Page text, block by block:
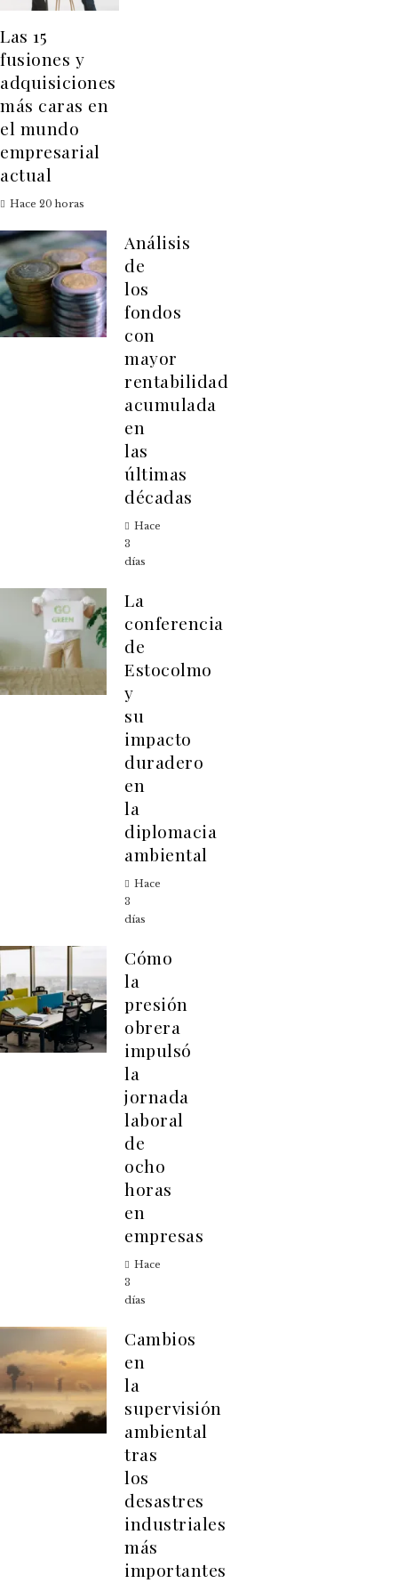
Las 15
fusiones y
adquisiciones
más caras en
el mundo
empresarial
actual
Hace 20 horas
Análisis
de
los
fondos
con
mayor
rentabilidad
acumulada
en
las
últimas
décadas
Hace
3
días
La
conferencia
de
Estocolmo
y
su
impacto
duradero
en
la
diplomacia
ambiental
Hace
3
días
Cómo
la
presión
obrera
impulsó
la
jornada
laboral
de
ocho
horas
en
empresas
Hace
3
días
Cambios
en
la
supervisión
ambiental
tras
los
desastres
industriales
más
importantes